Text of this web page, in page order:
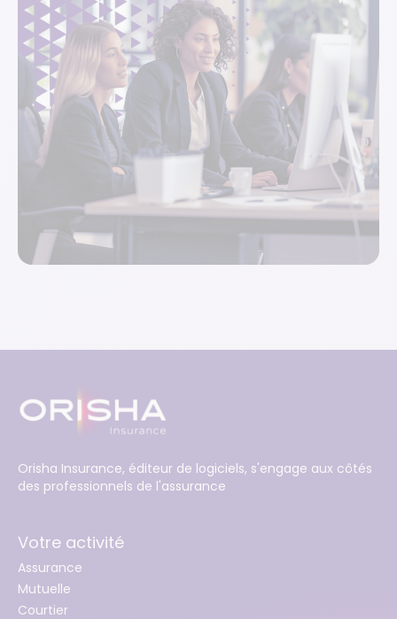
Orisha Insurance, éditeur de logiciels, s'engage aux côtés
des professionnels de l'assurance
Votre activité
Assurance
Mutuelle
Courtier